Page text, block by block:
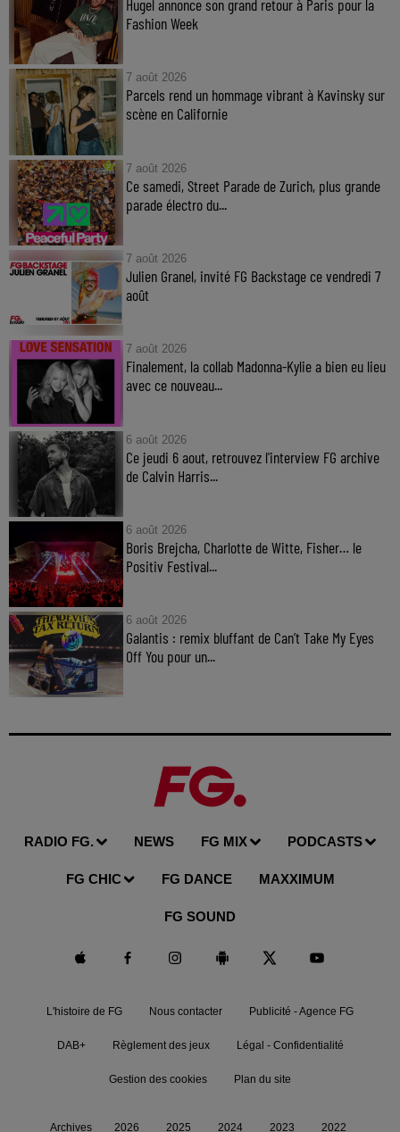
Hugel annonce son grand retour à Paris pour la
Fashion Week
7 août 2026
Parcels rend un hommage vibrant à Kavinsky sur
scène en Californie
7 août 2026
Ce samedi, Street Parade de Zurich, plus grande
parade électro du...
7 août 2026
Julien Granel, invité FG Backstage ce vendredi 7
août
7 août 2026
Finalement, la collab Madonna-Kylie a bien eu lieu
avec ce nouveau...
6 août 2026
Ce jeudi 6 aout, retrouvez l'interview FG archive
de Calvin Harris...
6 août 2026
Boris Brejcha, Charlotte de Witte, Fisher… le
Positiv Festival...
6 août 2026
Galantis : remix bluffant de Can’t Take My Eyes
Off You pour un...
RADIO FG. NEWS FG MIX PODCASTS
FG CHIC FG DANCE MAXXIMUM
FG SOUND
L'histoire de FG Nous contacter Publicité - Agence FG
DAB+ Règlement des jeux Légal - Confidentialité
Gestion des cookies Plan du site
Archives 2026 2025 2024 2023 2022